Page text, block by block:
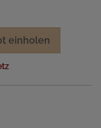
einholen